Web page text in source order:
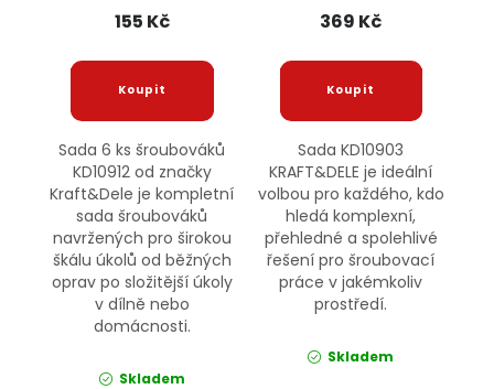
155 Kč
Sada 6 ks šroubováků
KD10912 od značky
Kraft&Dele je kompletní
sada šroubováků
navržených pro širokou
škálu úkolů od běžných
oprav po složitější úkoly
v dílně nebo
domácnosti.
Skladem
369 Kč
Sada KD10903
KRAFT&DELE je ideální
volbou pro každého, kdo
hledá komplexní,
přehledné a spolehlivé
řešení pro šroubovací
práce v jakémkoliv
prostředí.
Skladem